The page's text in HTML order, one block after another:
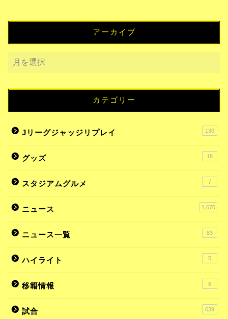
アーカイブ
カテゴリー
Jリーグジャッジリプレイ 130
グッズ 18
スタジアムグルメ 7
ニュース 1,670
ニュース一覧 83
ハイライト 5
移籍情報 8
試合 639